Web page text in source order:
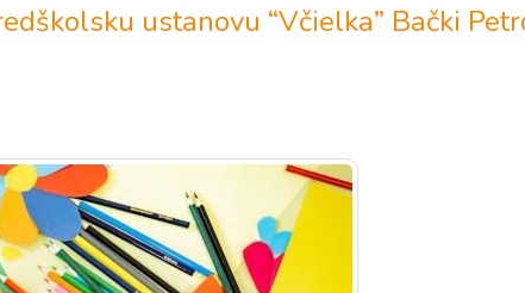
ustanovu “Včielka” Bački